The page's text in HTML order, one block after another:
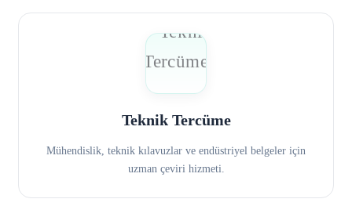
Teknik Tercüme
Mühendislik, teknik kılavuzlar ve endüstriyel belgeler için
uzman çeviri hizmeti.